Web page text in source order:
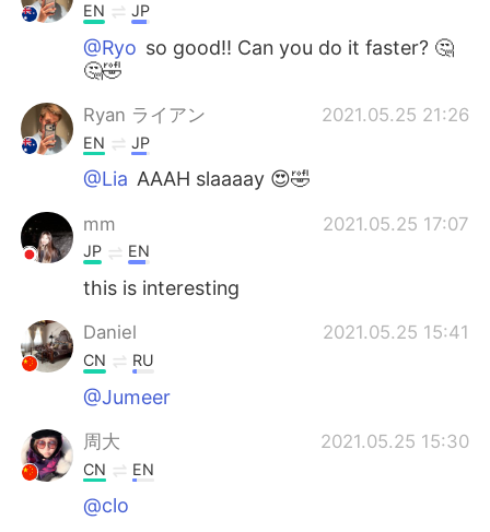
EN JP
@Ryo so good!! Can you do it faster? 🤔
🤔🤣
Ryan ライアン 2021.05.25 21:26
EN JP
@Lia AAAH slaaaay 😍🤣
mm 2021.05.25 17:07
JP EN
this is interesting
Daniel 2021.05.25 15:41
CN RU
@Jumeer
周大 2021.05.25 15:30
CN EN
@clo